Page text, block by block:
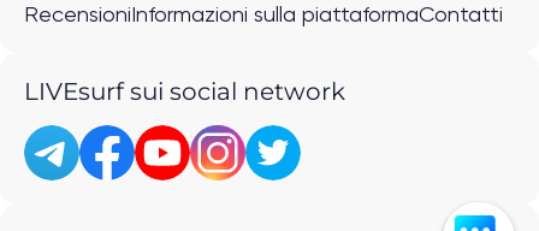
Recensioni Informazioni sulla piattaformaContatti
LIVEsurf sui social network